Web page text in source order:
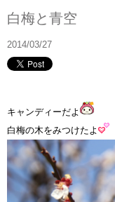
白梅と青空
2014/03/27
キャンディーだよ
白梅の木をみつけたよ